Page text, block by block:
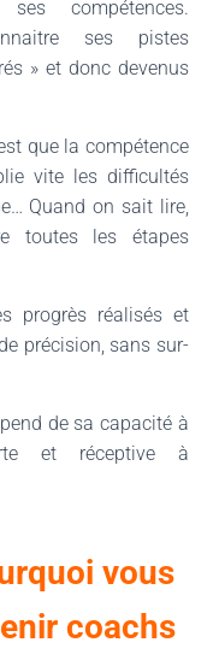
compétences.
ses pistes
» et donc devenus
que la compétence
vite les difficultés
Quand on sait lire,
toutes les étapes
progrès réalisés et
précision, sans sur-
de sa capacité à
et réceptive à
vous
coachs